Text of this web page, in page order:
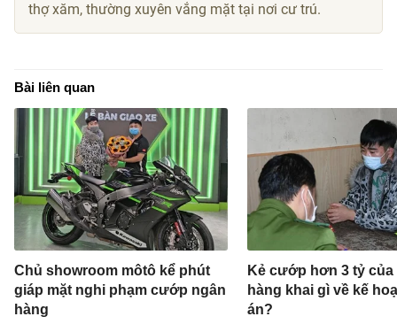
thợ xăm, thường xuyên vắng mặt tại nơi cư trú.
Bài liên quan
Chủ showroom môtô kể phút
giáp mặt nghi phạm cướp ngân
hàng
Kẻ cướp hơn 3 tỷ của
hàng khai gì về kế
án?